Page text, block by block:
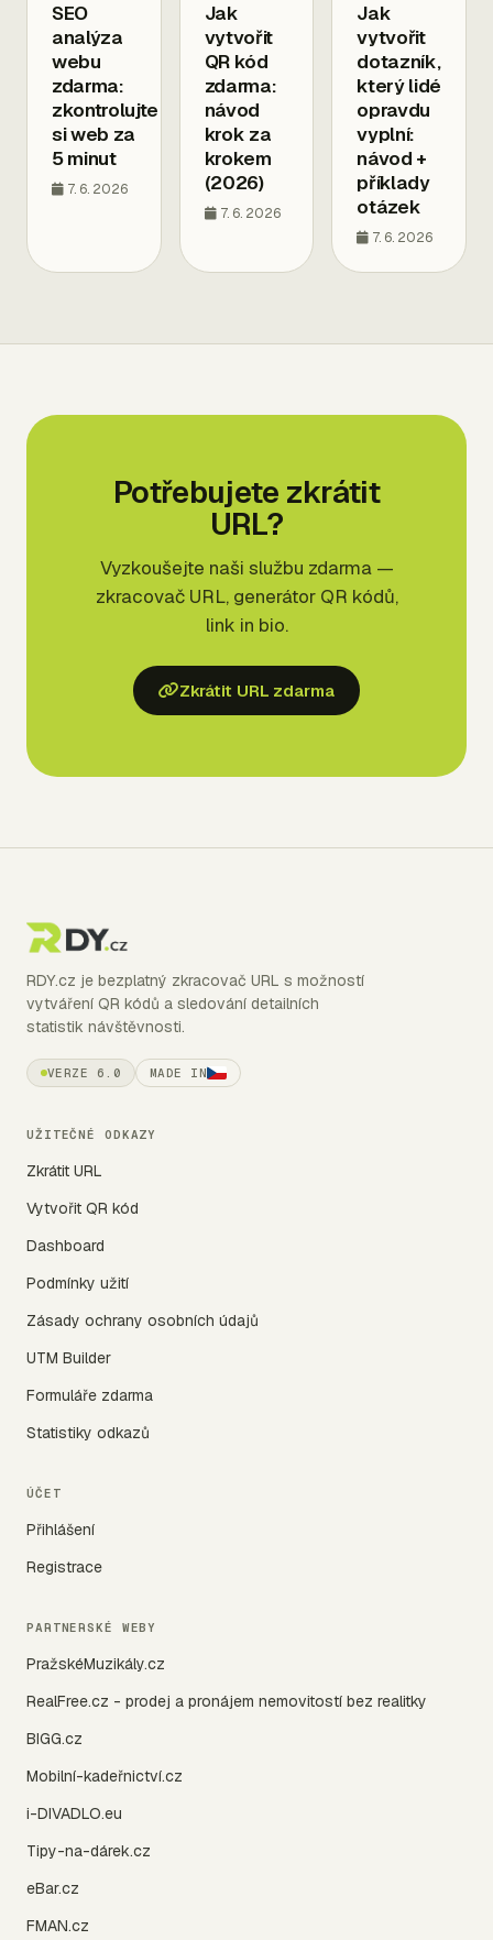
SEO
analýza
webu
zdarma:
zkontrolujte
si web za
5 minut
7. 6. 2026
Jak
vytvořit
QR kód
zdarma:
návod
krok za
krokem
(2026)
7. 6. 2026
Jak
vytvořit
dotazník,
který lidé
opravdu
vyplní:
návod +
příklady
otázek
7. 6. 2026
Potřebujete zkrátit
URL?
Vyzkoušejte naši službu zdarma —
zkracovač URL, generátor QR kódů,
link in bio.
Zkrátit URL zdarma
RDY.cz je bezplatný zkracovač URL s možností
vytváření QR kódů a sledování detailních
statistik návštěvnosti.
VERZE 6.0 MADE IN
UŽITEČNÉ ODKAZY
Zkrátit URL
Vytvořit QR kód
Dashboard
Podmínky užití
Zásady ochrany osobních údajů
UTM Builder
Formuláře zdarma
Statistiky odkazů
ÚČET
Přihlášení
Registrace
PARTNERSKÉ WEBY
PražskéMuzikály.cz
RealFree.cz - prodej a pronájem nemovitostí bez realitky
BIGG.cz
Mobilní-kadeřnictví.cz
i-DIVADLO.eu
Tipy-na-dárek.cz
eBar.cz
FMAN.cz